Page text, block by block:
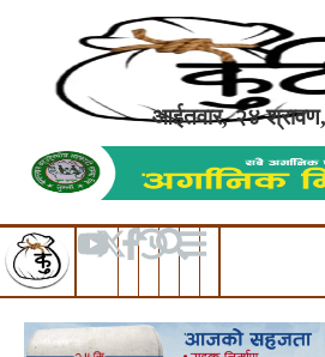
आईतवार, २४